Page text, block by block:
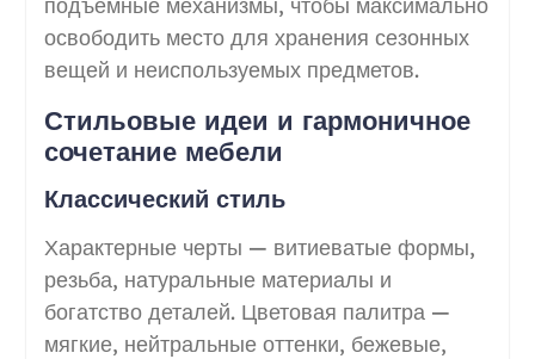
освободить место для хранения сезонных
вещей и неиспользуемых предметов.
Стильовые идеи и гармоничное
сочетание мебели
Классический стиль
Характерные черты — витиеватые формы,
резьба, натуральные материалы и
богатство деталей. Цветовая палитра —
мягкие, нейтральные оттенки, бежевые,